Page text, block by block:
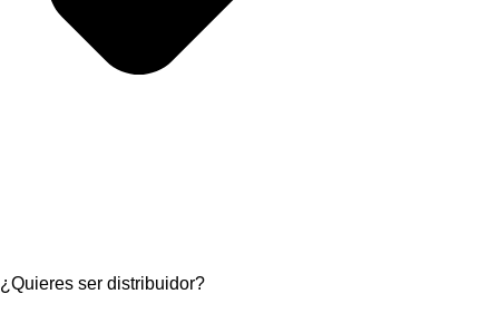
¿Quieres ser distribuidor?